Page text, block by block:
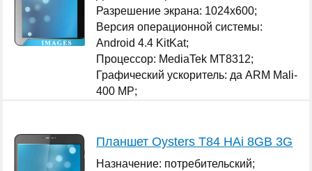
Разрешение экрана: 1024x600;
Версия операционной системы:
Android 4.4 KitKat;
Процессор: MediaTek MT8312;
Графический ускоритель: да ARM Mali-
400 MP;
Планшет Oysters T84 HAi 8GB 3G
Назначение: потребительский;